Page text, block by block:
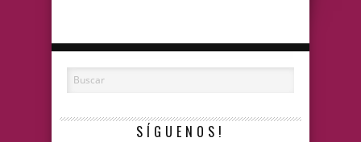
SÍGUENOS!